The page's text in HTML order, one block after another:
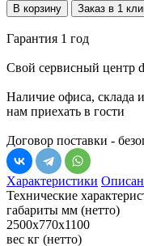
В корзину Заказ в 1
Гарантия 1 год
Свой сервисный центр
Наличие офиса, склада
нам приехать в гости
Договор поставки -
Характеристики
Технические
габариты мм (нетто)
2500x770x1100
вес кг (нетто)